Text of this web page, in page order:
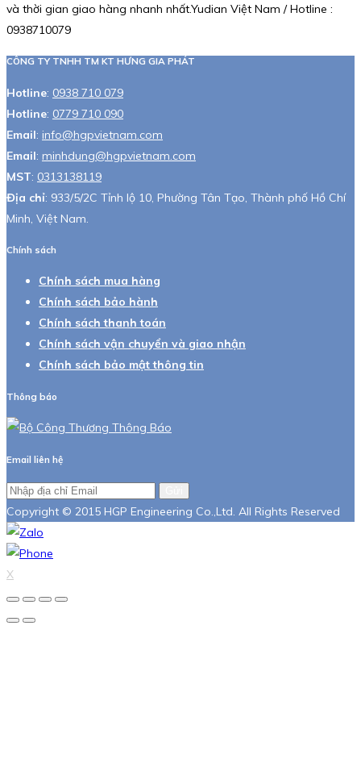
và thời gian giao hàng nhanh nhất.Yudian Việt Nam / Hotline :
0938710079
CÔNG TY TNHH TM KT HƯNG GIA PHÁT
Hotline: 0938 710 079
Hotline: 0779 710 090
Email: info@hgpvietnam.com
Email: minhdung@hgpvietnam.com
MST: 0313138119
Địa chỉ: 933/5/2C Tỉnh lộ 10, Phường Tân Tạo, Thành phố Hồ Chí
Minh, Việt Nam.
Chính sách
Chính sách mua hàng
Chính sách bảo hành
Chính sách thanh toán
Chính sách vận chuyển và giao nhận
Chính sách bảo mật thông tin
Thông báo
Email liên hệ
Copyright © 2015 HGP Engineering Co.,Ltd. All Rights Reserved
X